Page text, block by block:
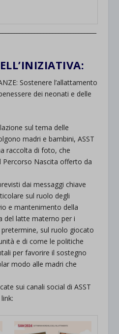
Sostenere l’allattamento
dei neonati e delle
sul tema delle
madri e bambini, ASST
raccolta di foto, che
Nascita offerto da
dai messaggi chiave
sul ruolo degli
e mantenimento della
del latte materno per i
sul ruolo giocato
e di come le politiche
per favorire il sostegno
modo alle madri che
sui canali social di ASST